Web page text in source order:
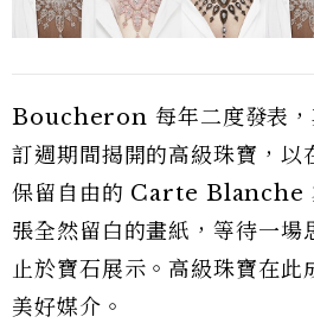
Boucheron 每年二度發表，
訂週期間揭開的高級珠寶，以
保留自由的 Carte Blanche
張全然留白的畫紙，等待一場
止於寶石展示。高級珠寶在此
美好媒介。